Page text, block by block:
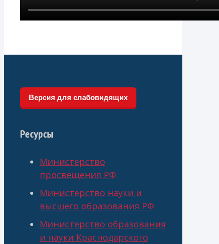
Версия для слабовидящих
Ресурсы
Министерство
просвещения РФ
Министерство науки и
высшего образования РФ
Министерство образования
и науки Краснодарского